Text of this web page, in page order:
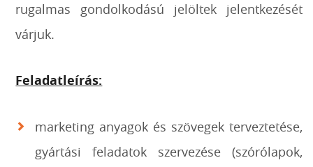
rugalmas gondolkodású jelöltek jelentkezését
várjuk.
Feladatleírás:
marketing anyagok és szövegek terveztetése,
gyártási feladatok szervezése (szórólapok,